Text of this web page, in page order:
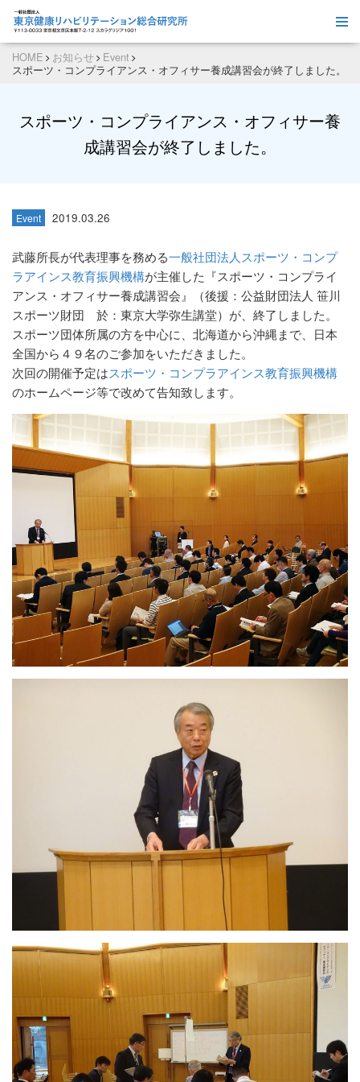
HOME お知らせ
Event
スポーツ・コンプライアンス・オフィサー養成講習会が終了しました。
スポーツ・コンプライアンス・オフィサー養
成講習会が終了しました。
Event 2019.03.26
武藤所長が代表理事を務める一般社団法人スポーツ・コンプ
ラアインス教育振興機構が主催した『スポーツ・コンプライ
アンス・オフィサー養成講習会』（後援：公益財団法人 笹川
スポーツ財団 於：東京大学弥生講堂）が、終了しました。
スポーツ団体所属の方を中心に、北海道から沖縄まで、日本
全国から４９名のご参加をいただきました。
次回の開催予定はスポーツ・コンプラアインス教育振興機構
のホームページ等で改めて告知致します。